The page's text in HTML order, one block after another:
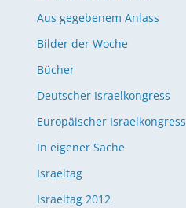
Aus gegebenem Anlass
Bilder der Woche
Bücher
Deutscher Israelkongress
Europäischer Israelkongress
In eigener Sache
Israeltag
Israeltag 2012